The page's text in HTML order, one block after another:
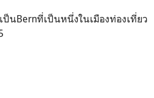
ป็นBernที่เป็นหนึ่งในเมืองท่องเที่ยว